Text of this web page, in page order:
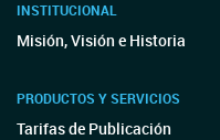
INSTITUCIONAL
Misión, Visión e Historia
PRODUCTOS Y SERVICIOS
Tarifas de Publicación